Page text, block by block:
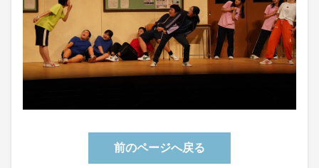
前のページへ戻る